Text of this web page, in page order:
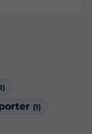
(1)